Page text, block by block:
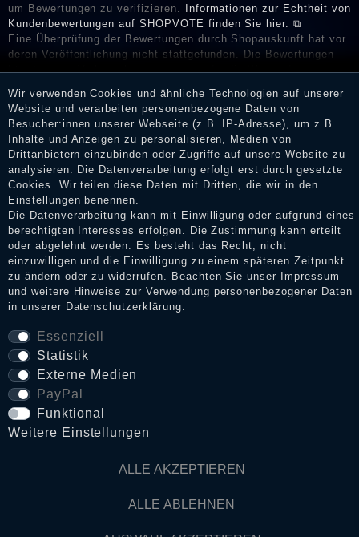
um Bewertungen zu verifizieren.
Informationen zur Echtheit von
Kundenbewertungen auf SHOPVOTE finden Sie hier. ⧉
Eine Überprüfung der Bewertungen durch Shopauskunft hat vor
deren Veröffentlichung nicht stattgefunden. Die Bewertungen
Erhalt einer Benachrichtigungs-E-Mail können Händler die
Bewertungen verifizieren und über die erfolgte Verifizierung im
Shop informieren.
Impressum
Daten­schutz­erklärung
AGB
Widerrufs­recht
VERTRAG WIDERRUFEN
© Copyright 2026 Dark Ages Glasche & Kuczwalska GbR
Wir verwenden Cookies und ähnliche Technologien auf unserer
Website und verarbeiten personenbezogene Daten von
Besucher:innen unserer Webseite (z.B. IP-Adresse), um z.B.
Inhalte und Anzeigen zu personalisieren, Medien von
Drittanbietern einzubinden oder Zugriffe auf unsere Website zu
analysieren. Die Datenverarbeitung erfolgt erst durch gesetzte
Cookies. Wir teilen diese Daten mit Dritten, die wir in den
Einstellungen benennen.
Die Datenverarbeitung kann mit Einwilligung oder aufgrund eines
berechtigten Interesses erfolgen. Die Zustimmung kann erteilt
oder abgelehnt werden. Es besteht das Recht, nicht
einzuwilligen und die Einwilligung zu einem späteren Zeitpunkt
zu ändern oder zu widerrufen. Beachten Sie unser
Impressum
und weitere Hinweise zur Verwendung personenbezogener Daten
in unserer Daten­schutz­erklärung.
Essenziell
Statistik
Externe Medien
PayPal
Funktional
Weitere Einstellungen
ALLE AKZEPTIEREN
ALLE ABLEHNEN